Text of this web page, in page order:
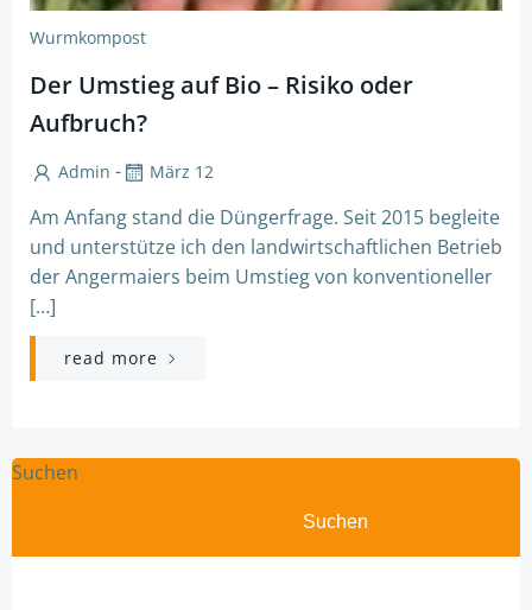
Wurmkompost
Der Umstieg auf Bio – Risiko oder
Aufbruch?
Admin - März 12
Am Anfang stand die Düngerfrage. Seit 2015 begleite
und unterstütze ich den landwirtschaftlichen Betrieb
der Angermaiers beim Umstieg von konventioneller
[…]
read more
Suchen
Suchen